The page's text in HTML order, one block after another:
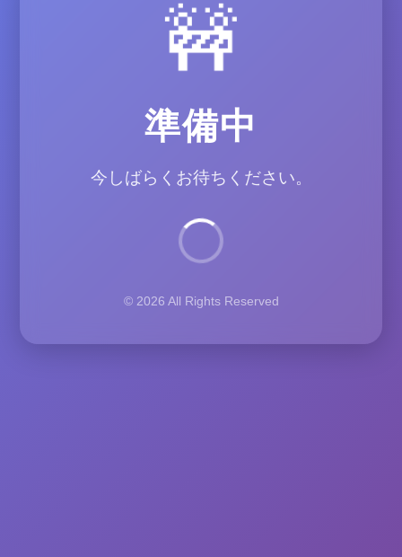
🚧
準備中
今しばらくお待ちください。
© 2026 All Rights Reserved